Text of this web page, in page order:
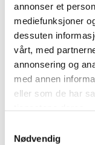
annonser et
mediefunksjoner
dessuten
vårt, med
annonsering og
med annen
eller som de har
Nødvendig